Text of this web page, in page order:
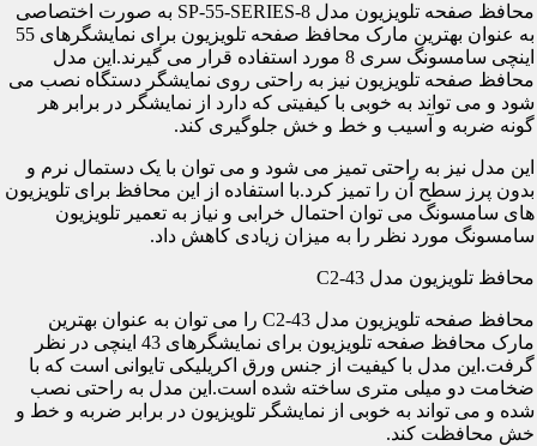
محافظ صفحه تلویزیون مدل SP-55-SERIES-8 به صورت اختصاصی
به عنوان بهترین مارک محافظ صفحه تلویزیون برای نمایشگرهای 55
اینچی سامسونگ سری 8 مورد استفاده قرار می گیرند.این مدل
محافظ صفحه تلویزیون نیز به راحتی روی نمایشگر دستگاه نصب می
شود و می تواند به خوبی با کیفیتی که دارد از نمایشگر در برابر هر
گونه ضربه و آسیب و خط و خش جلوگیری کند.
این مدل نیز به راحتی تمیز می شود و می توان با یک دستمال نرم و
بدون پرز سطح آن را تمیز کرد.با استفاده از این محافظ برای تلویزیون
های سامسونگ می توان احتمال خرابی و نیاز به تعمیر تلویزیون
سامسونگ مورد نظر را به میزان زیادی کاهش داد.
محافظ تلویزیون مدل C2-43
محافظ صفحه تلویزیون مدل C2-43 را می توان به عنوان بهترین
مارک محافظ صفحه تلویزیون برای نمایشگرهای 43 اینچی در نظر
گرفت.این مدل با کیفیت از جنس ورق اکریلیکی تایوانی است که با
ضخامت دو میلی متری ساخته شده است.این مدل به راحتی نصب
شده و می تواند به خوبی از نمایشگر تلویزیون در برابر ضربه و خط و
خش محافظت کند.